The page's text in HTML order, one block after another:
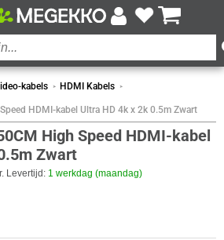
kabels HDMI Kabels
HDMI-kabel Ultra HD 4k x 2k 0.5m Zwart
High Speed HDMI-kabel
Zwart
Levertijd: 1 werkdag (maandag)